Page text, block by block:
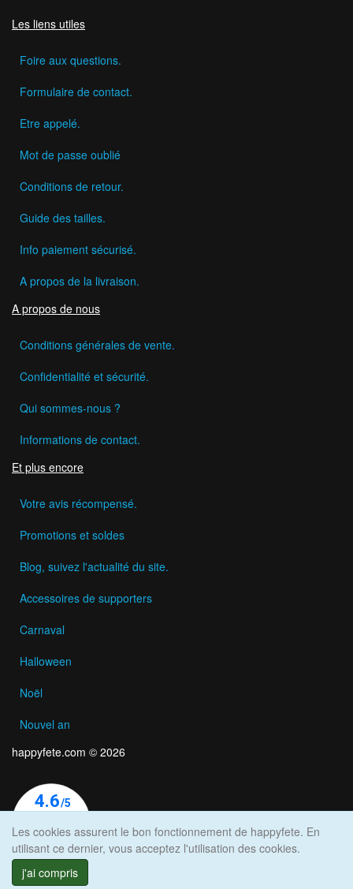
Les liens utiles
Foire aux questions.
Formulaire de contact.
Etre appelé.
Mot de passe oublié
Conditions de retour.
Guide des tailles.
Info paiement sécurisé.
A propos de la livraison.
A propos de nous
Conditions générales de vente.
Confidentialité et sécurité.
Qui sommes-nous ?
Informations de contact.
Et plus encore
Votre avis récompensé.
Promotions et soldes
Blog, suivez l'actualité du site.
Accessoires de supporters
Carnaval
Halloween
Noël
Nouvel an
happyfete.com © 2026
Les cookies assurent le bon fonctionnement de happyfete. En
utilisant ce dernier, vous acceptez l'utilisation des cookies.
j'ai compris